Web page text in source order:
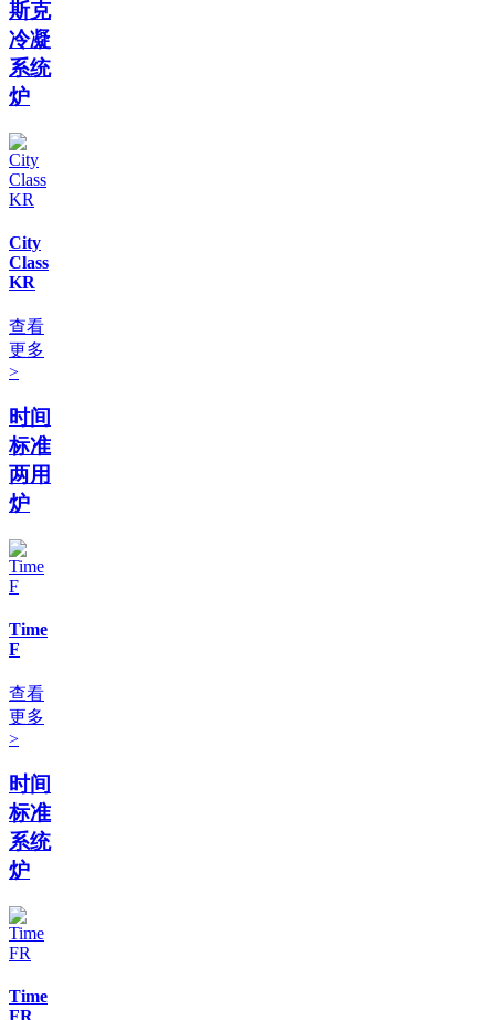
斯克
冷凝
系统
炉
City
Class
KR
查看
更多
>
时间
标准
两用
炉
Time
F
查看
更多
>
时间
标准
系统
炉
Time
FR